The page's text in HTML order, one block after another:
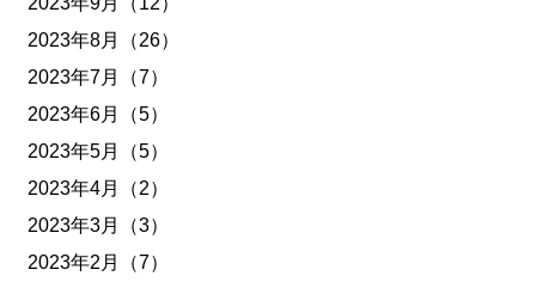
2023年8月（26）
2023年7月（7）
2023年6月（5）
2023年5月（5）
2023年4月（2）
2023年3月（3）
2023年2月（7）